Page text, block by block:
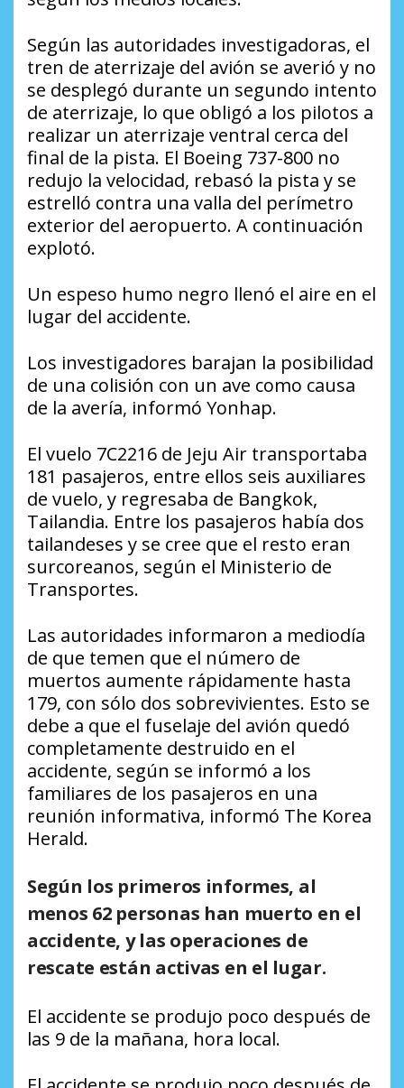
Según las autoridades investigadoras, el
tren de aterrizaje del avión se averió y no
se desplegó durante un segundo intento
de aterrizaje, lo que obligó a los pilotos a
realizar un aterrizaje ventral cerca del
final de la pista. El Boeing 737-800 no
redujo la velocidad, rebasó la pista y se
estrelló contra una valla del perímetro
exterior del aeropuerto. A continuación
explotó.
Un espeso humo negro llenó el aire en el
lugar del accidente.
Los investigadores barajan la posibilidad
de una colisión con un ave como causa
de la avería, informó Yonhap.
El vuelo 7C2216 de Jeju Air transportaba
181 pasajeros, entre ellos seis auxiliares
de vuelo, y regresaba de Bangkok,
Tailandia. Entre los pasajeros había dos
tailandeses y se cree que el resto eran
surcoreanos, según el Ministerio de
Transportes.
Las autoridades informaron a mediodía
de que temen que el número de
muertos aumente rápidamente hasta
179, con sólo dos sobrevivientes. Esto se
debe a que el fuselaje del avión quedó
completamente destruido en el
accidente, según se informó a los
familiares de los pasajeros en una
reunión informativa, informó The Korea
Herald.
Según los primeros informes, al
menos 62 personas han muerto en el
accidente, y las operaciones de
rescate están activas en el lugar.
El accidente se produjo poco después de
las 9 de la mañana, hora local.